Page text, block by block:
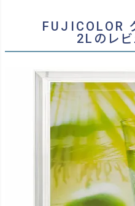
FUJICOLOR
2Lのレビ